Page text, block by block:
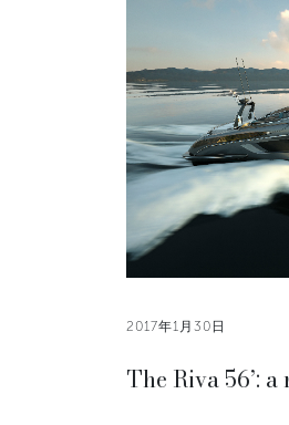
2017年1月30日
The Riva 56’: